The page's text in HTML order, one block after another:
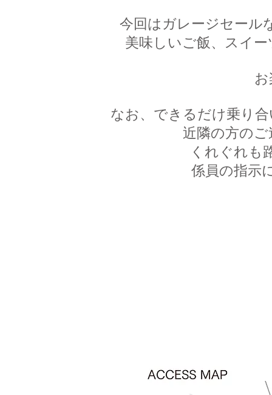
今回はガレージセール
美味しいご飯、スイ
なお、できるだけ乗り
近隣の方の
くれぐれも
係員の指示